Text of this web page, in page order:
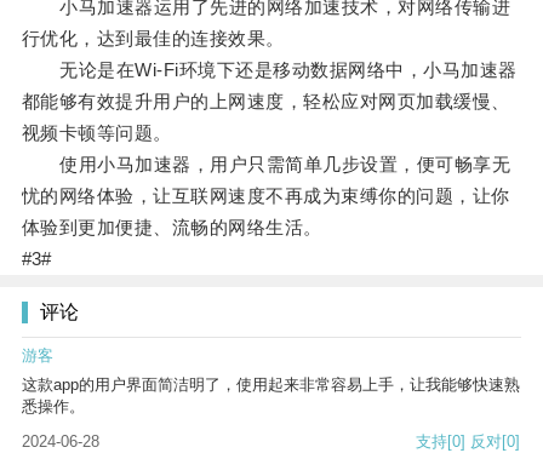
小马加速器运用了先进的网络加速技术，对网络传输进
行优化，达到最佳的连接效果。
无论是在Wi-Fi环境下还是移动数据网络中，小马加速器
都能够有效提升用户的上网速度，轻松应对网页加载缓慢、
视频卡顿等问题。
使用小马加速器，用户只需简单几步设置，便可畅享无
忧的网络体验，让互联网速度不再成为束缚你的问题，让你
体验到更加便捷、流畅的网络生活。
#3#
评论
游客
这款app的用户界面简洁明了，使用起来非常容易上手，让我能够快速熟
悉操作。
2024-06-28
支持[0] 反对[0]